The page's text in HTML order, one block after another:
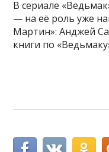
В сериале
— на её роль уже
Мартин»: Анджей
книги по